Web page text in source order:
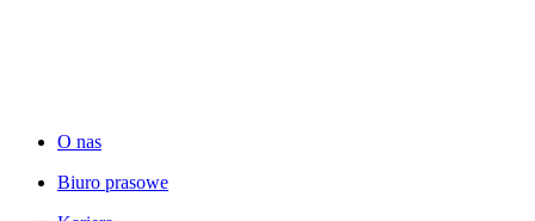
O nas
Biuro prasowe